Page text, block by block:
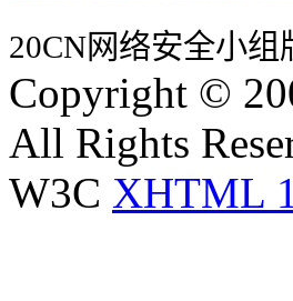
20CN网络安全小组
Copyright ©
All Rights
W3C XHTML